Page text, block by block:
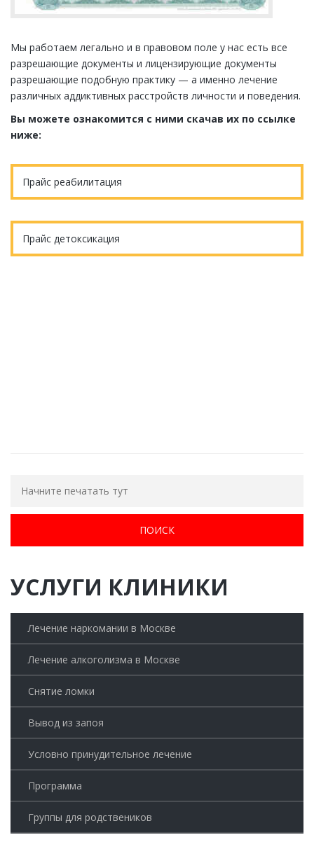
Мы работаем легально и в правовом поле у нас есть все
разрешающие документы и лицензирующие документы
разрешающие подобную практику — а именно лечение
различных аддиктивных расстройств личности и поведения.
Вы можете ознакомится с ними скачав их по ссылке
ниже:
Прайс реабилитация
Прайс детоксикация
УСЛУГИ КЛИНИКИ
Лечение наркомании в Москве
Лечение алкоголизма в Москве
Снятие ломки
Вывод из запоя
Условно принудительное лечение
Программа
Группы для родствеников